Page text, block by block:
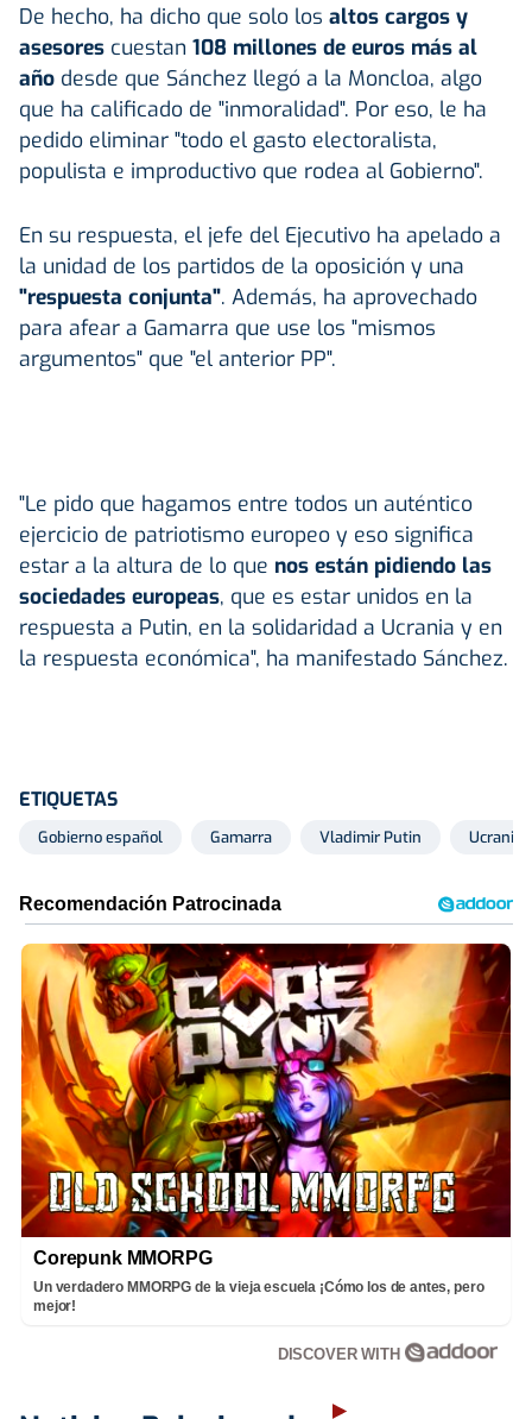
De hecho, ha dicho que solo los altos cargos y
asesores cuestan 108 millones de euros más al
año desde que Sánchez llegó a la Moncloa, algo
que ha calificado de "inmoralidad". Por eso, le ha
pedido eliminar "todo el gasto electoralista,
populista e improductivo que rodea al Gobierno".
En su respuesta, el jefe del Ejecutivo ha apelado a
la unidad de los partidos de la oposición y una
"respuesta conjunta". Además, ha aprovechado
para afear a Gamarra que use los "mismos
argumentos" que "el anterior PP".
"Le pido que hagamos entre todos un auténtico
ejercicio de patriotismo europeo y eso significa
estar a la altura de lo que nos están pidiendo las
sociedades europeas, que es estar unidos en la
respuesta a Putin, en la solidaridad a Ucrania y en
la respuesta económica", ha manifestado Sánchez.
ETIQUETAS
Gobierno español Gamarra Vladimir Putin Ucrania
Corepunk MMORPG
Un verdadero MMORPG de la vieja escuela ¡Cómo los de antes, pero
mejor!
DISCOVER WITH